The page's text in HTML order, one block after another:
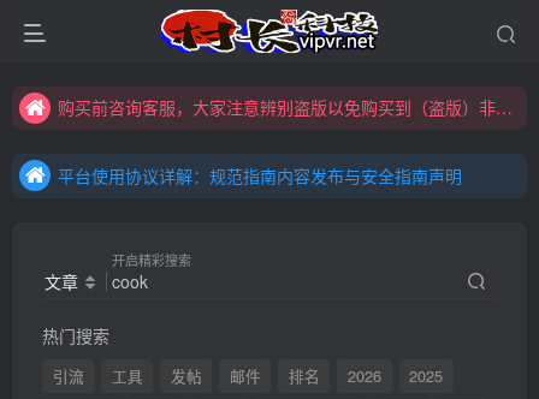
购买前咨询客服，大家注意辨别盗版以免购买到（盗版）非本站购买的软件,本站概不负责!
购买前咨询客服，大家注意辨别盗版以免购买到（盗版）非本站购买的软件,本站概不负责!
平台使用协议详解：规范指南内容发布与安全指南声明
平台使用协议详解：规范指南内容发布与安全指南声明
文章
开启精彩搜索
热门搜索
引流 工具 发帖 邮件 排名 2026
2025